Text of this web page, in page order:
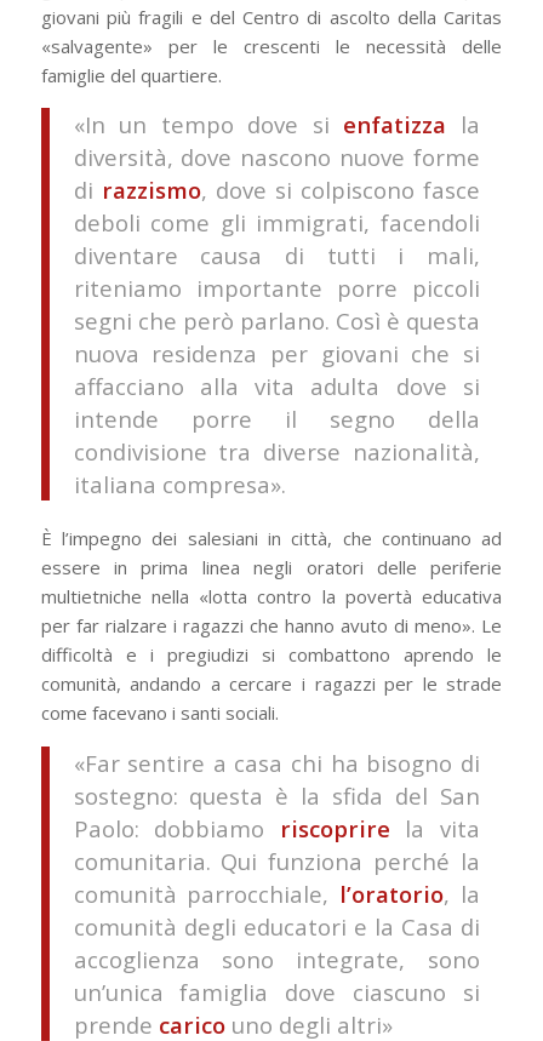
giovani più fragili e del Centro di ascolto della Caritas
«salvagente» per le crescenti le necessità delle
famiglie del quartiere.
«In un tempo dove si enfatizza la
diversità, dove nascono nuove forme
di razzismo, dove si colpiscono fasce
deboli come gli immigrati, facendoli
diventare causa di tutti i mali,
riteniamo importante porre piccoli
segni che però parlano. Così è questa
nuova residenza per giovani che si
affacciano alla vita adulta dove si
intende porre il segno della
condivisione tra diverse nazionalità,
italiana compresa».
È l’impegno dei salesiani in città, che continuano ad
essere in prima linea negli oratori delle periferie
multietniche nella «lotta contro la povertà educativa
per far rialzare i ragazzi che hanno avuto di meno». Le
difficoltà e i pregiudizi si combattono aprendo le
comunità, andando a cercare i ragazzi per le strade
come facevano i santi sociali.
«Far sentire a casa chi ha bisogno di
sostegno: questa è la sfida del San
Paolo: dobbiamo riscoprire la vita
comunitaria. Qui funziona perché la
comunità parrocchiale, l’oratorio, la
comunità degli educatori e la Casa di
accoglienza sono integrate, sono
un’unica famiglia dove ciascuno si
prende caricouno degli altri»